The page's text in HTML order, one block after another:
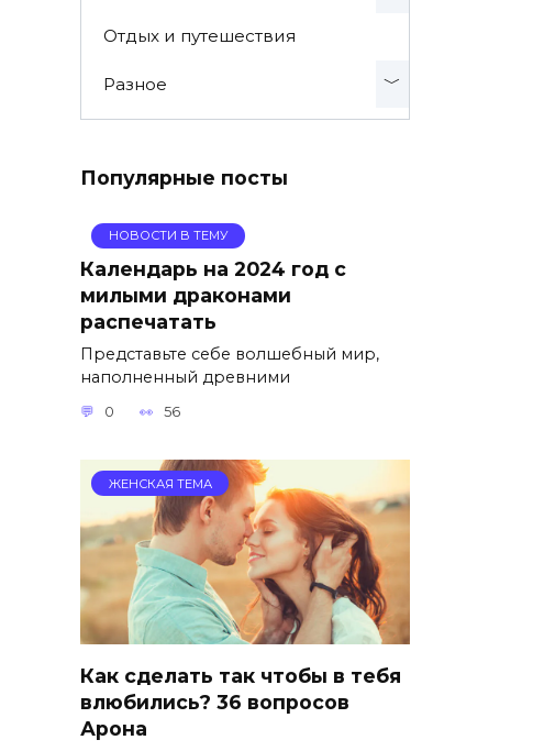
Отдых и путешествия
Разное
Популярные посты
НОВОСТИ В ТЕМУ
Календарь на 2024 год с
милыми драконами
распечатать
Представьте себе волшебный мир,
наполненный древними
0 56
ЖЕНСКАЯ ТЕМА
Как сделать так чтобы в тебя
влюбились? 36 вопросов
Арона